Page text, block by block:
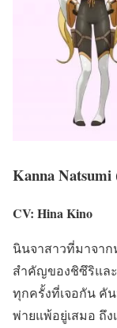
Kanna
CV: Hina Kino
นินจาสาวที่มาจา
สำคัญของชิซึริและ
ทุกครั้งที่เจอกัน คั
พ่ายแพ้อยู่เสมอ ถึ